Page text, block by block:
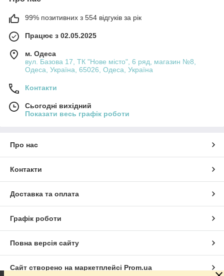
99% позитивних з 554 відгуків за рік
Працює з 02.05.2025
м. Одеса
вул. Базова 17, ТК "Нове місто", 6 ряд, магазин №8,
Одеса, Україна, 65026, Одеса, Україна
Контакти
Сьогодні вихідний
Показати весь графік роботи
Про нас
Контакти
Доставка та оплата
Графік роботи
Повна версія сайту
Сайт створено на маркетплейсі Prom.ua